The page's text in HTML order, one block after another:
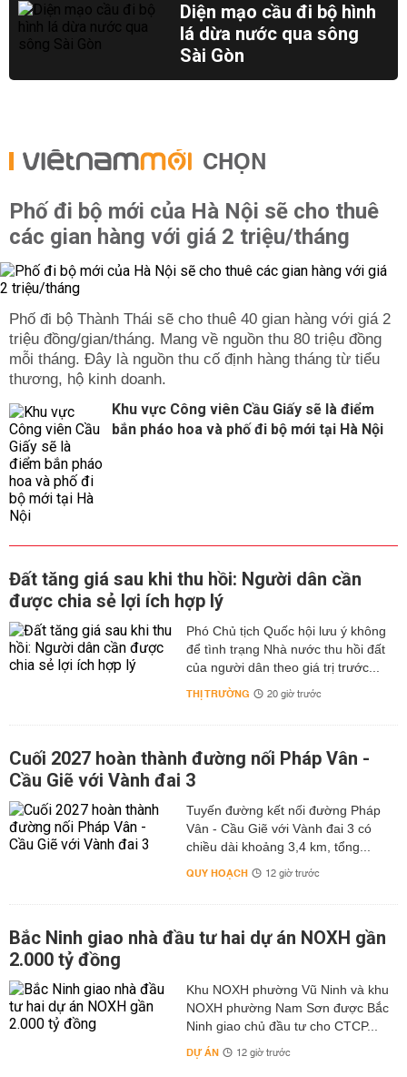
Diện mạo cầu đi bộ hình
lá dừa nước qua sông
Sài Gòn
CHỌN
Phố đi bộ mới của Hà Nội sẽ cho thuê
các gian hàng với giá 2 triệu/tháng
Phố đi bộ Thành Thái sẽ cho thuê 40 gian hàng với giá 2
triệu đồng/gian/tháng. Mang về nguồn thu 80 triệu đồng
mỗi tháng. Đây là nguồn thu cố định hàng tháng từ tiểu
thương, hộ kinh doanh.
Khu vực Công viên Cầu Giấy sẽ là điểm
bắn pháo hoa và phố đi bộ mới tại Hà Nội
Đất tăng giá sau khi thu hồi: Người dân cần
được chia sẻ lợi ích hợp lý
Phó Chủ tịch Quốc hội lưu ý không
để tình trạng Nhà nước thu hồi đất
của người dân theo giá trị trước...
THỊ TRƯỜNG 20 giờ trước
Cuối 2027 hoàn thành đường nối Pháp Vân -
Cầu Giẽ với Vành đai 3
Tuyến đường kết nối đường Pháp
Vân - Cầu Giẽ với Vành đai 3 có
chiều dài khoảng 3,4 km, tổng...
QUY HOẠCH 12 giờ trước
Bắc Ninh giao nhà đầu tư hai dự án NOXH gần
2.000 tỷ đồng
Khu NOXH phường Vũ Ninh và khu
NOXH phường Nam Sơn được Bắc
Ninh giao chủ đầu tư cho CTCP...
DỰ ÁN 12 giờ trước